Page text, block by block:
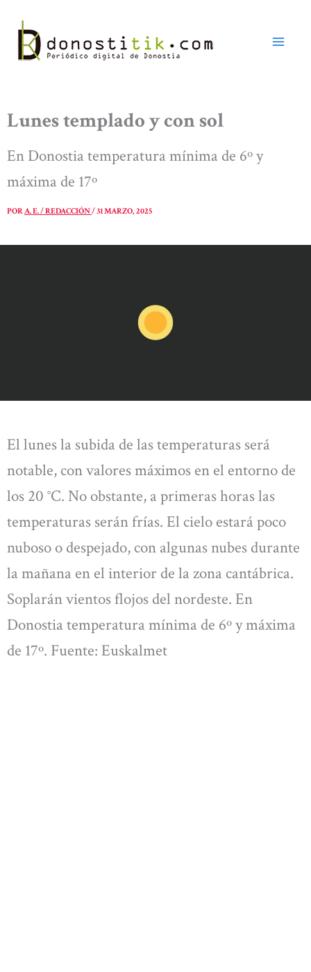
contenido
Lunes templado y con sol
En Donostia temperatura mínima de 6º y
máxima de 17º
PORA. E. / REDACCIÓN/31 MARZO, 2025
El lunes la subida de las temperaturas será
notable, con valores máximos en el entorno de
los 20 °C. No obstante, a primeras horas las
temperaturas serán frías. El cielo estará poco
nuboso o despejado, con algunas nubes durante
la mañana en el interior de la zona cantábrica.
Soplarán vientos flojos del nordeste. En
Donostia temperatura mínima de 6º y máxima
de 17º. Fuente: Euskalmet